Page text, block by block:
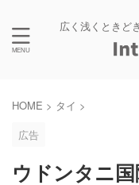
広く浅くときど
HOME > タイ >
広告
ウドンタニ